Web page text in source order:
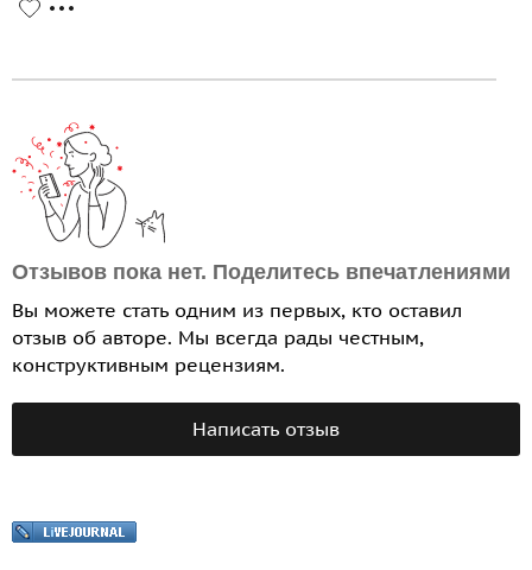
Отзывов пока нет. Поделитесь впечатлениями
Вы можете стать одним из первых, кто оставил
отзыв об авторе. Мы всегда рады честным,
конструктивным рецензиям.
Написать отзыв